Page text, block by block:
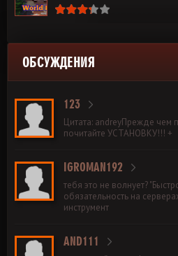
ОБСУЖДЕНИЯ
123
Цитата: andreyПрежде чем
почитайте УСТАНОВКУ!!! +
IGROMAN192
тебя это не волнует?
обязательность на
инструмент
AND111